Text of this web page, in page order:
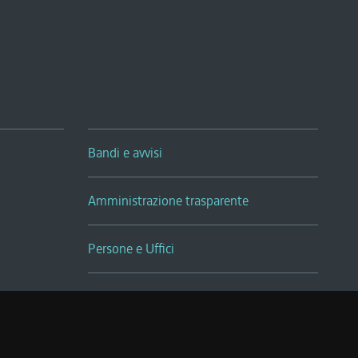
Bandi e avvisi
Amministrazione trasparente
Persone e Uffici
Sala Tiziano Tessitori